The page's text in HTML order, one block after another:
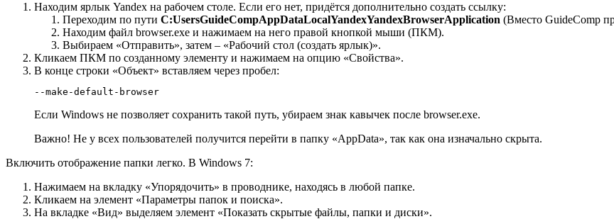
Находим ярлык Yandex на рабочем столе. Если его нет, придётся дополнительно создать ссылку:
Переходим по пути C:UsersGuideCompAppDataLocalYandexYandexBrowserApplication (Вместо GuideComp
Находим файл browser.exe и нажимаем на него правой кнопкой мыши (ПКМ).
Выбираем «Отправить», затем – «Рабочий стол (создать ярлык)».
Кликаем ПКМ по созданному элементу и нажимаем на опцию «Свойства».
В конце строки «Объект» вставляем через пробел:
--make-default-browser
Если Windows не позволяет сохранить такой путь, убираем знак кавычек после browser.exe.
Важно! Не у всех пользователей получится перейти в папку «AppData», так как она изначально скрыта.
Включить отображение папки легко. В Windows 7:
Нажимаем на вкладку «Упорядочить» в проводнике, находясь в любой папке.
Кликаем на элемент «Параметры папок и поиска».
На вкладке «Вид» выделяем элемент «Показать скрытые файлы, папки и диски».